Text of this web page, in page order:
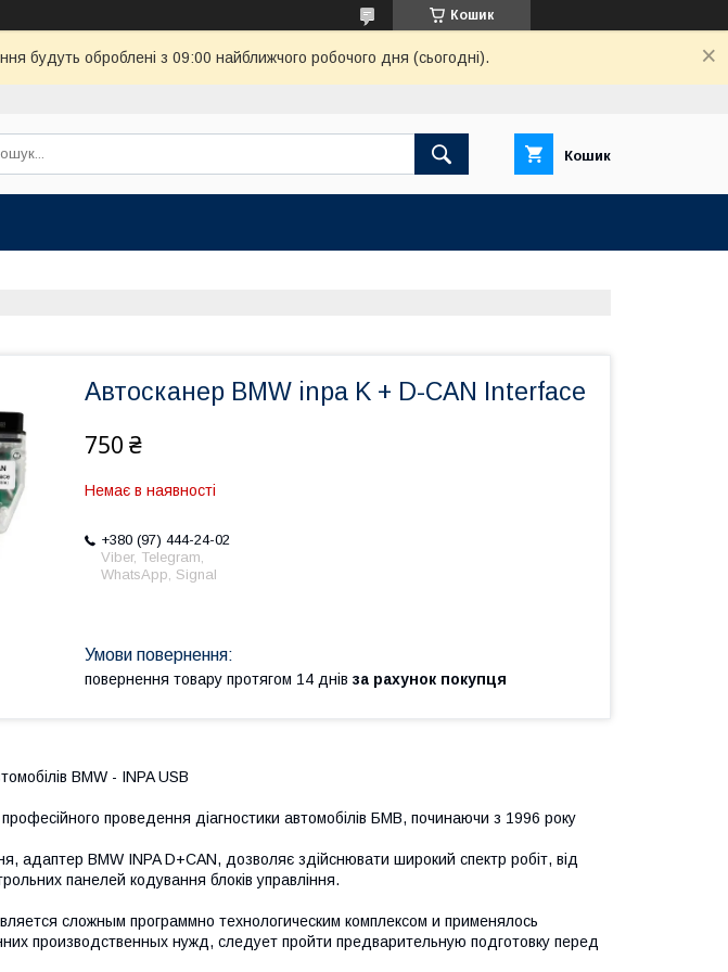
Кошик
будуть оброблені з 09:00 найближчого робочого дня (сьогодні).
Кошик
Автосканер BMW inpa K + D-CAN Interface
750 ₴
Немає в наявності
+380 (97) 444-24-02
Viber, Telegram,
WhatsApp, Signal
повернення товару протягом 14 днів за рахунок покупця
BMW - INPA USB
проведення діагностики автомобілів БМВ, починаючи з 1996 року
адаптер BMW INPA D+CAN, дозволяє здійснювати широкий спектр робіт, від
панелей кодування блоків управління.
сложным программно технологическим комплексом и применялось
производственных нужд, следует пройти предварительную подготовку перед